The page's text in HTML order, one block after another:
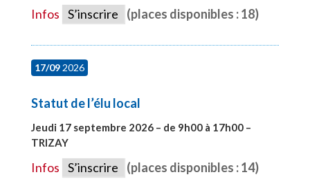
Infos S’inscrire (places disponibles : 18)
17/092026
Statut de l’élu local
Jeudi 17 septembre 2026 – de 9h00 à 17h00 –
TRIZAY
Infos S’inscrire (places disponibles : 14)